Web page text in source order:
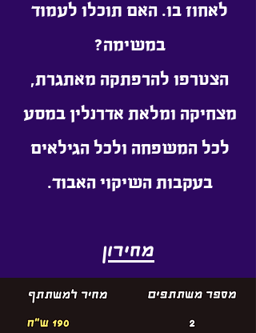
לאחוז בו. האם תוכלו לעמוד
במשימה?
הצטרפו להרפתקה מאתגרת,
מצחיקה ומלאת אדרנלין במסע
לכל המשפחה ולכל הגילאים
בעקבות השיקוי האבוד.
מחירון